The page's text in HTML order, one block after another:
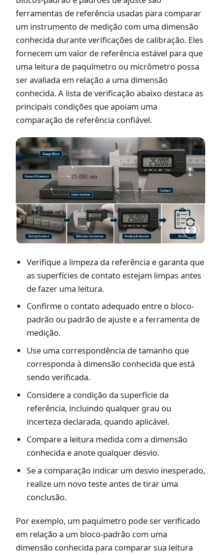
ferramentas de referência usadas para comparar
um instrumento de medição com uma dimensão
conhecida durante verificações de calibração. Eles
fornecem um valor de referência estável para que
uma leitura de paquímetro ou micrômetro possa
ser avaliada em relação a uma dimensão
conhecida. A lista de verificação abaixo destaca as
principais condições que apoiam uma
comparação de referência confiável.
Verifique a limpeza da referência e garanta que
as superfícies de contato estejam limpas antes
de fazer uma leitura.
Confirme o contato adequado entre o bloco-
padrão ou padrão de ajuste e a ferramenta de
medição.
Use uma correspondência de tamanho que
corresponda à dimensão conhecida que está
sendo verificada.
Considere a condição da superfície da
referência, incluindo qualquer grau ou
incerteza declarada, quando aplicável.
Compare a leitura medida com a dimensão
conhecida e anote qualquer desvio.
Se a comparação indicar um desvio inesperado,
realize um novo teste antes de tirar uma
conclusão.
Por exemplo, um paquímetro pode ser verificado
em relação a um bloco-padrão com uma
dimensão conhecida para comparar sua leitura